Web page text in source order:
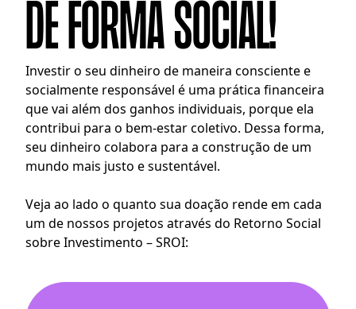
de forma social!
Investir o seu dinheiro de maneira consciente e
socialmente responsável é uma prática financeira
que vai além dos ganhos individuais, porque ela
contribui para o bem-estar coletivo. Dessa forma,
seu dinheiro colabora para a construção de um
mundo mais justo e sustentável.
Veja ao lado o quanto sua doação rende em cada
um de nossos projetos através do Retorno Social
sobre Investimento – SROI: